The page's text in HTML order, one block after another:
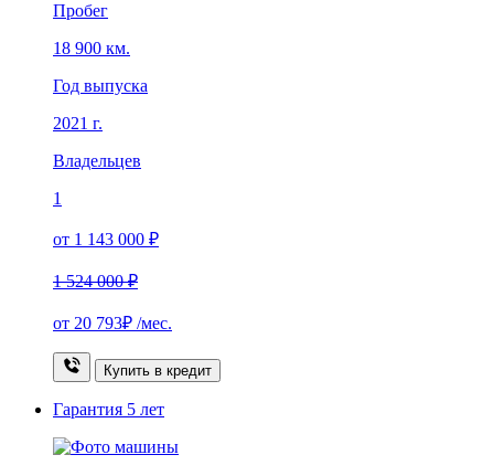
Пробег
18 900 км.
Год выпуска
2021 г.
Владельцев
1
от 1 143 000 ₽
1 524 000 ₽
от 20 793₽ /мес.
Купить в кредит
Гарантия 5 лет